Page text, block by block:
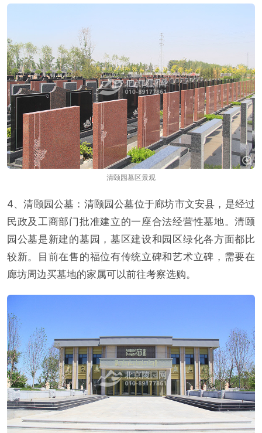
清颐园墓区景观
4、清颐园公墓：清颐园公墓位于廊坊市文安县，是经过
民政及工商部门批准建立的一座合法经营性墓地。清颐
园公墓是新建的墓园，墓区建设和园区绿化各方面都比
较新。目前在售的福位有传统立碑和艺术立碑，需要在
廊坊周边买墓地的家属可以前往考察选购。